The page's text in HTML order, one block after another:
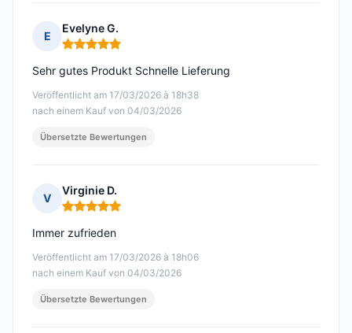
E
Evelyne G.
Hinweis: 5 von 5
Veröffentlicht am 17/03/2026 à 18h38
nach einem Kauf von 04/03/2026
Sehr gutes Produkt Schnelle Lieferung
Übersetzte Bewertungen
V
Virginie D.
Hinweis: 5 von 5
Veröffentlicht am 17/03/2026 à 18h06
nach einem Kauf von 04/03/2026
Immer zufrieden
Übersetzte Bewertungen